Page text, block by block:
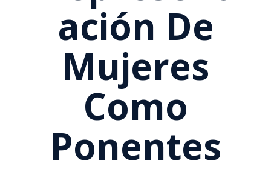
Ación De
Mujeres
Como
Ponentes